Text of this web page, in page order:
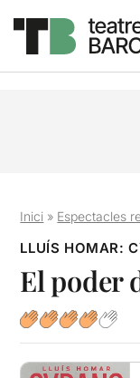
Inici » Espectacles
LLUÍS HOMAR:
El poder